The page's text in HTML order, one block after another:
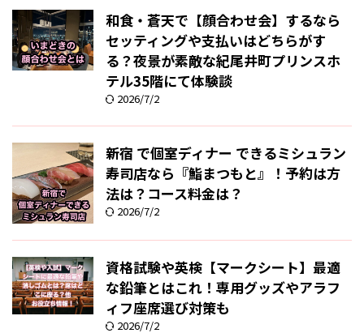
和食・蒼天で【顔合わせ会】するなら
セッティングや支払いはどちらがす
る？夜景が素敵な紀尾井町プリンスホ
テル35階にて体験談
2026/7/2
新宿 で個室ディナー できるミシュラン
寿司店なら『鮨まつもと』！予約は方
法は？コース料金は？
2026/7/2
資格試験や英検【マークシート】最適
な鉛筆とはこれ！専用グッズやアラフ
ィフ座席選び対策も
2026/7/2